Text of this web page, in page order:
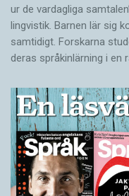
ur de vardagliga
lingvistik. Barnen lär sig
samtidigt. Forskarna
deras språkinlärning i en